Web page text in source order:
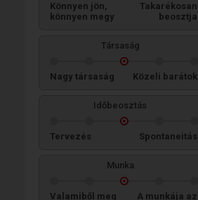
Könnyen jön,
könnyen megy
Takarékosan
beosztja
Társaság
Nagy társaság Közeli barátok
Időbeosztás
Tervezés Spontaneitás
Munka
Valamiből meg A munkája az